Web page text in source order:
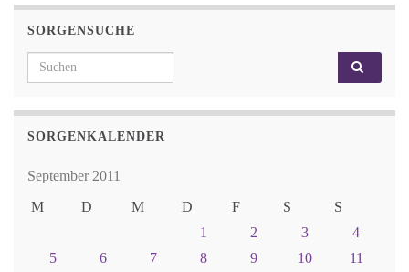
SORGENSUCHE
Search for:
SORGENKALENDER
September 2011
M
D M D F S
S
1
2 3
4
5
6 7 8 9 10
11